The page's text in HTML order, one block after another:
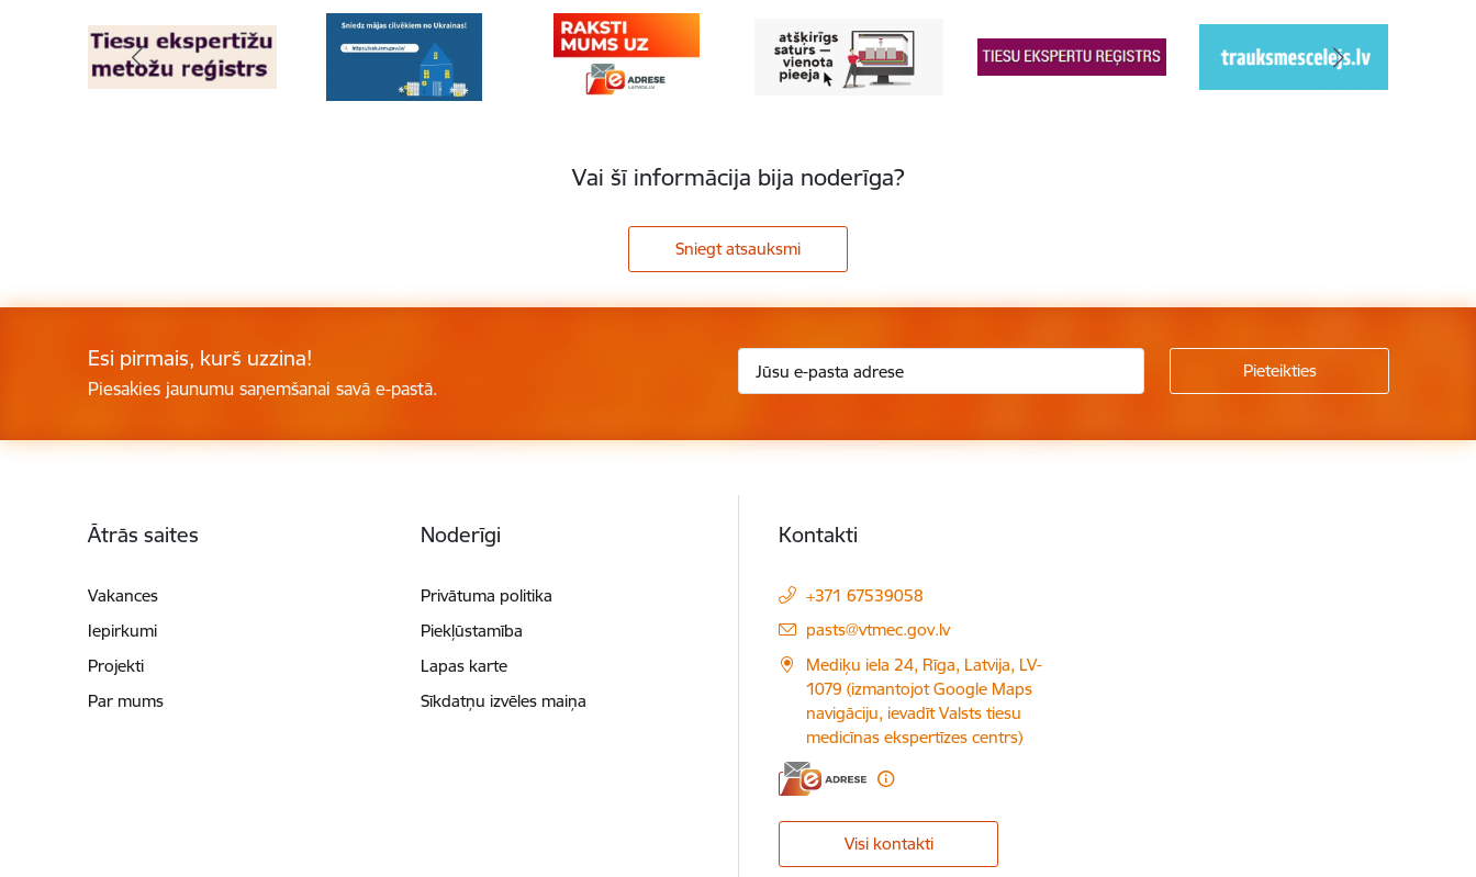
Vai šī informācija bija noderīga?
Sniegt atsauksmi
Esi pirmais, kurš uzzina!
Piesakies jaunumu saņemšanai savā e-pastā.
Ātrās saites
Vakances
Iepirkumi
Projekti
Par mums
Noderīgi
Privātuma politika
Piekļūstamība
Lapas karte
Sīkdatņu izvēles maiņa
Kontakti
+371 67539058
E-pasts:
pasts@vtmec.gov.lv
Mediķu iela 24, Rīga, Latvija, LV-
1079 (izmantojot Google Maps
navigāciju, ievadīt Valsts tiesu
medicīnas ekspertīzes centrs)
Visi kontakti